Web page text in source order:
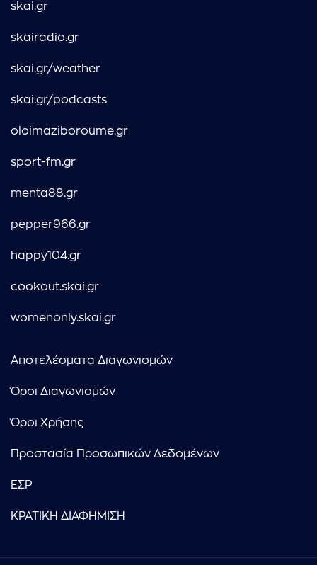
skai.gr
skairadio.gr
skai.gr/weather
skai.gr/podcasts
oloimaziboroume.gr
sport-fm.gr
menta88.gr
pepper966.gr
happy104.gr
cookout.skai.gr
womenonly.skai.gr
Αποτελέσματα Διαγωνισμών
Όροι Διαγωνισμών
Όροι Χρήσης
Προστασία Προσωπικών Δεδομένων
ΕΣΡ
ΚΡΑΤΙΚΗ ΔΙΑΦΗΜΙΣΗ